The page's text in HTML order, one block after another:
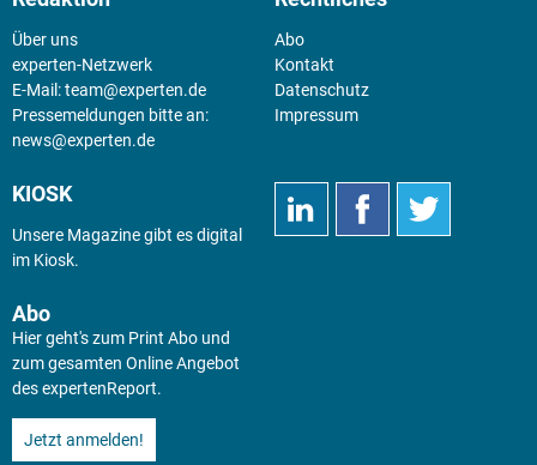
Über uns
experten-Netzwerk
E-Mail:team@experten.de
Pressemeldungen bitte an:
news@experten.de
Abo
Kontakt
Datenschutz
Impressum
KIOSK
Unsere Magazine gibt es digital
im Kiosk.
Abo
Hier geht's zum Print Abo und
zum gesamten Online Angebot
des expertenReport.
Jetzt anmelden!